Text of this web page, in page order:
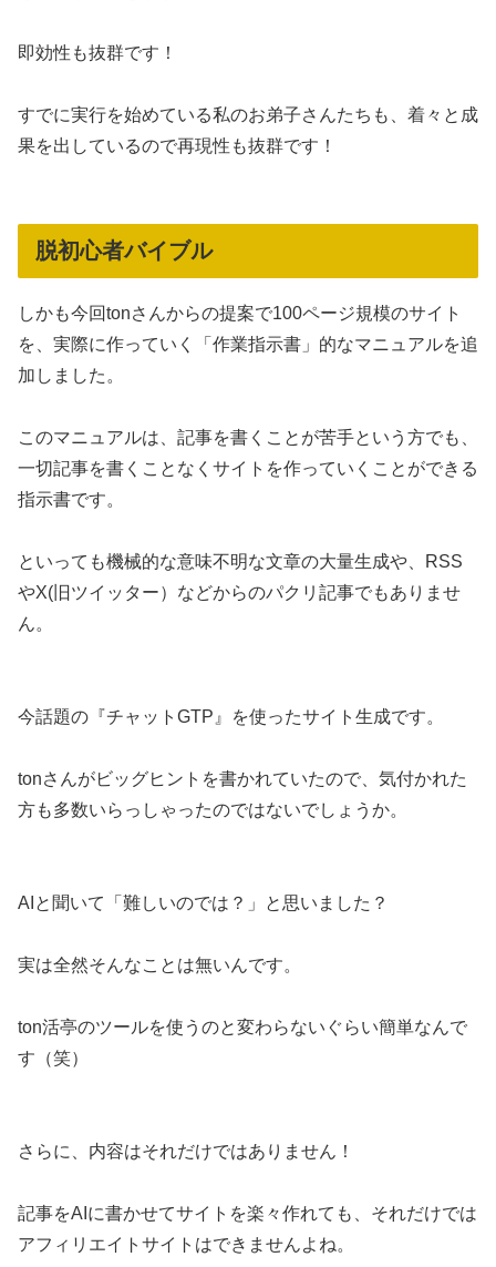
即効性も抜群です！
すでに実行を始めている私のお弟子さんたちも、着々と成
果を出しているので再現性も抜群です！
脱初心者バイブル
しかも今回tonさんからの提案で100ページ規模のサイト
を、実際に作っていく「作業指示書」的なマニュアルを追
加しました。
このマニュアルは、記事を書くことが苦手という方でも、
一切記事を書くことなくサイトを作っていくことができる
指示書です。
といっても機械的な意味不明な文章の大量生成や、RSS
やX(旧ツイッター）などからのパクリ記事でもありませ
ん。
今話題の『チャットGTP』を使ったサイト生成です。
tonさんがビッグヒントを書かれていたので、気付かれた
方も多数いらっしゃったのではないでしょうか。
AIと聞いて「難しいのでは？」と思いました？
実は全然そんなことは無いんです。
ton活亭のツールを使うのと変わらないぐらい簡単なんで
す（笑）
さらに、内容はそれだけではありません！
記事をAIに書かせてサイトを楽々作れても、それだけでは
アフィリエイトサイトはできませんよね。